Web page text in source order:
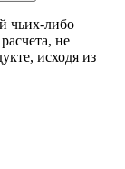
чьих-либо
не
исходя из